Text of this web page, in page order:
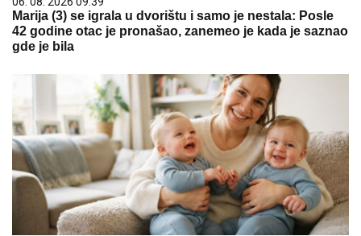
Marija (3) se igrala u dvorištu i samo je nestala: Posle
42 godine otac je pronašao, zanemeo je kada je saznao
gde je bila